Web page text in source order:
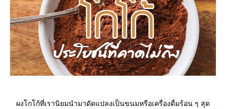
ผงโกโก้ที่เรานิยมนำมาดัดแปลงเป็นขนมหรือเครื่องดื่มร้อน ๆ สุด